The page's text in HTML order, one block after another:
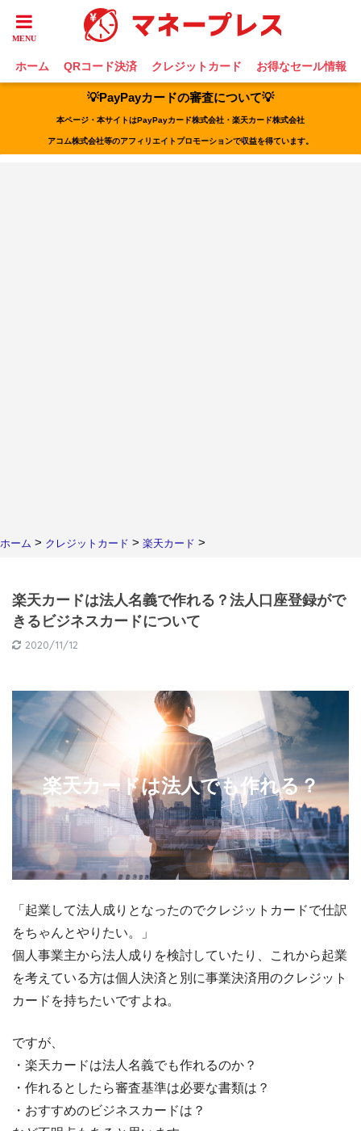
ホーム QRコード決済 クレジットカード お得なセール情報
💡PayPayカードの審査について💡
本ページ・本サイトはPayPayカード株式会社・楽天カード株式会社
アコム株式会社等のアフィリエイトプロモーションで収益を得ています。
ホーム > クレジットカード > 楽天カード >
楽天カードは法人名義で作れる？法人口座登録がで
きるビジネスカードについて
2020/11/12
楽天カードは法人でも作れる？
「起業して法人成りとなったのでクレジットカードで仕訳
をちゃんとやりたい。」
個人事業主から法人成りを検討していたり、これから起業
を考えている方は個人決済と別に事業決済用のクレジット
カードを持ちたいですよね。
ですが、
・楽天カードは法人名義でも作れるのか？
・作れるとしたら審査基準は必要な書類は？
・おすすめのビジネスカードは？